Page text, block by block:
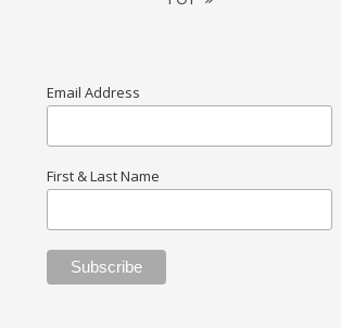
Email Address
First & Last Name